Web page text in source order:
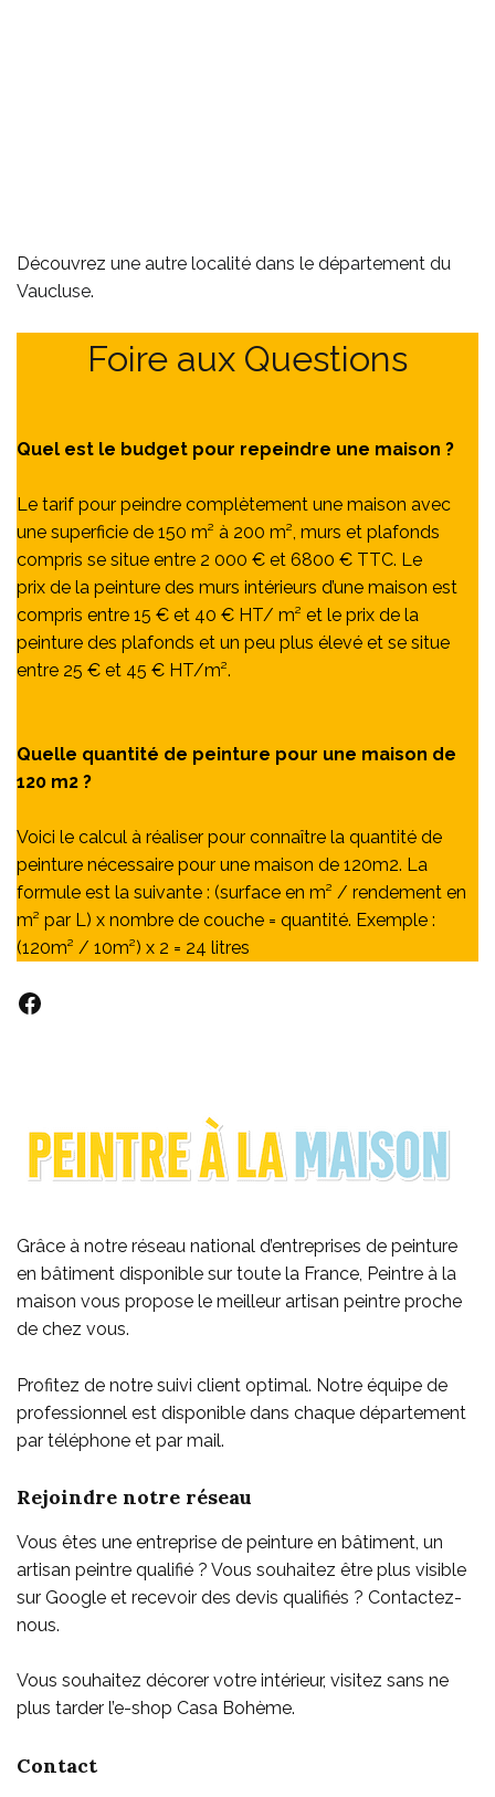
Découvrez une autre localité dans le département du
Vaucluse.
Foire aux Questions
Quel est le budget pour repeindre une maison ?
Le tarif pour peindre complètement une maison avec
une superficie de 150 m² à 200 m², murs et plafonds
compris se situe entre 2 000 € et 6800 € TTC. Le
prix de la peinture des murs intérieurs d’une maison est
compris entre 15 € et 40 € HT/ m² et le prix de la
peinture des plafonds et un peu plus élevé et se situe
entre 25 € et 45 € HT/m².
Quelle quantité de peinture pour une maison de
120 m2 ?
Voici le calcul à réaliser pour connaître la quantité de
peinture nécessaire pour une maison de 120m2. La
formule est la suivante : (surface en m² / rendement en
m² par L) x nombre de couche = quantité. Exemple :
(120m² / 10m²) x 2 = 24 litres
Facebook
Grâce à notre réseau national d’entreprises de peinture
en bâtiment disponible sur toute la France, Peintre à la
maison vous propose le meilleur artisan peintre proche
de chez vous.
Profitez de notre suivi client optimal. Notre équipe de
professionnel est disponible dans chaque département
par téléphone et par mail.
Rejoindre notre réseau
Vous êtes une entreprise de peinture en bâtiment, un
artisan peintre qualifié ? Vous souhaitez être plus visible
sur Google et recevoir des devis qualifiés ? Contactez-
nous.
Vous souhaitez décorer votre intérieur, visitez sans ne
plus tarder l’e-shop Casa Bohème.
Contact